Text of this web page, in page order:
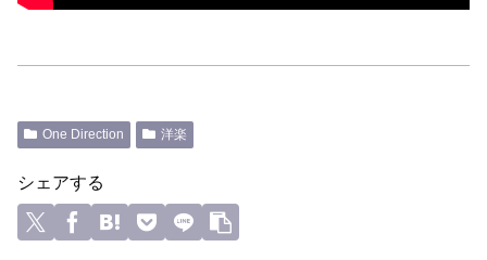
One Direction 洋楽
シェアする